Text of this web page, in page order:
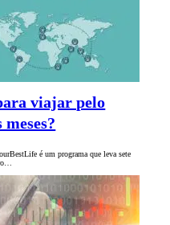
viajar pelo
é um programa que leva sete